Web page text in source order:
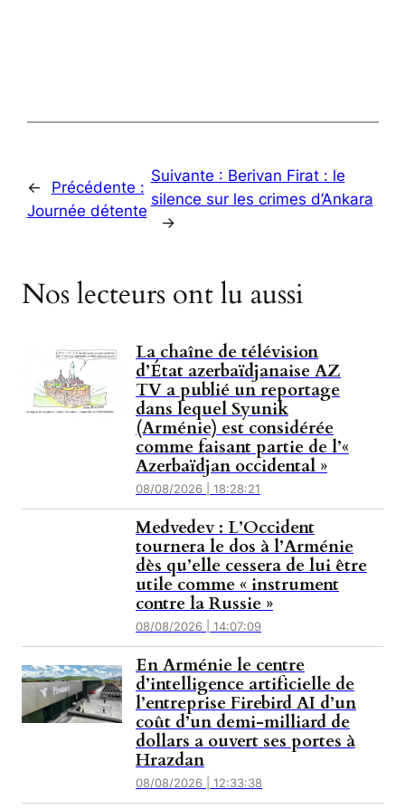
←
Précédente :
Journée détente
Suivante : Berivan Firat : le
silence sur les crimes d’Ankara
→
Nos lecteurs ont lu aussi
La chaîne de télévision
d’État azerbaïdjanaise AZ
TV a publié un reportage
dans lequel Syunik
(Arménie) est considérée
comme faisant partie de l’«
Azerbaïdjan occidental »
08/08/2026 | 18:28:21
Medvedev : L’Occident
tournera le dos à l’Arménie
dès qu’elle cessera de lui être
utile comme « instrument
contre la Russie »
08/08/2026 | 14:07:09
En Arménie le centre
d’intelligence artificielle de
l’entreprise Firebird AI d’un
coût d’un demi-milliard de
dollars a ouvert ses portes à
Hrazdan
08/08/2026 | 12:33:38